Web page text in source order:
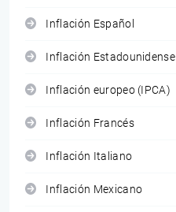
Inflación Español
Inflación Estadounidense
Inflación europeo (IPCA)
Inflación Francés
Inflación Italiano
Inflación Mexicano